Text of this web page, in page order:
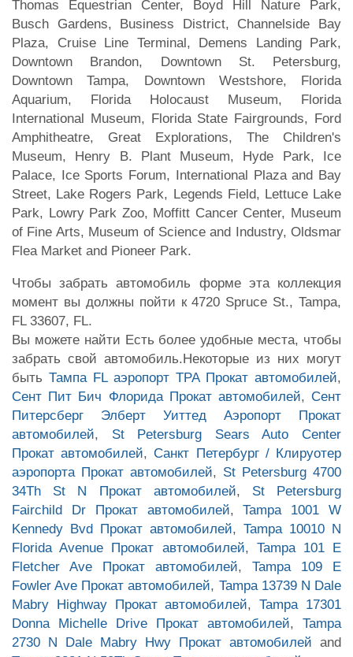
Thomas Equestrian Center, Boyd Hill Nature Park,
Busch Gardens, Business District, Channelside Bay
Plaza, Cruise Line Terminal, Demens Landing Park,
Downtown Brandon, Downtown St. Petersburg,
Downtown Tampa, Downtown Westshore, Florida
Aquarium, Florida Holocaust Museum, Florida
International Museum, Florida State Fairgrounds, Ford
Amphitheatre, Great Explorations, The Children's
Museum, Henry B. Plant Museum, Hyde Park, Ice
Palace, Ice Sports Forum, International Plaza and Bay
Street, Lake Rogers Park, Legends Field, Lettuce Lake
Park, Lowry Park Zoo, Moffitt Cancer Center, Museum
of Fine Arts, Museum of Science and Industry, Oldsmar
Flea Market and Pioneer Park.
Чтобы забрать автомобиль форме эта коллекция
момент вы должны пойти к 4720 Spruce St., Tampa,
FL 33607, FL.
Вы можете найти Есть более удобные места, чтобы
забрать свой автомобиль.Некоторые из них могут
быть Тампа FL аэропорт TPA Прокат автомобилей,
Сент Пит Бич Флорида Прокат автомобилей,Сент
Питерсберг Элберт Уиттед Аэропорт Прокат
автомобилей, St Petersburg Sears Auto Center
Прокат автомобилей,Санкт Петербург / Клируотер
аэропорта Прокат автомобилей, St Petersburg 4700
34Th St N Прокат автомобилей, St Petersburg
Fairchild Dr Прокат автомобилей,Tampa 1001 W
Kennedy Bvd Прокат автомобилей, Tampa 10010 N
Florida Avenue Прокат автомобилей, Tampa 101 E
Fletcher Ave Прокат автомобилей, Tampa 109 E
Fowler Ave Прокат автомобилей, Tampa 13739 N Dale
Mabry Highway Прокат автомобилей,Tampa 17301
Donna Michelle Drive Прокат автомобилей, Tampa
2730 N Dale Mabry Hwy Прокат автомобилей and